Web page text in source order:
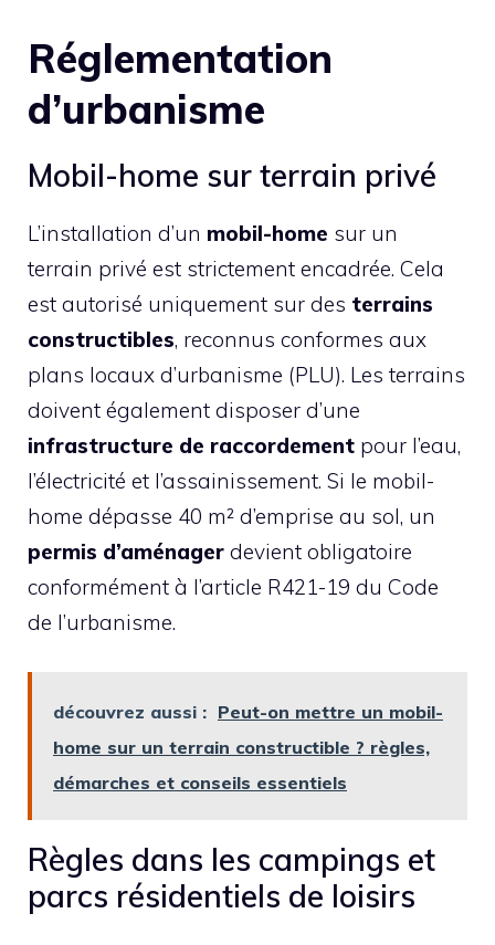
Réglementation
d’urbanisme
Mobil-home sur terrain privé
L’installation d’un mobil-home sur un
terrain privé est strictement encadrée. Cela
est autorisé uniquement sur des terrains
constructibles, reconnus conformes aux
plans locaux d’urbanisme (PLU). Les terrains
doivent également disposer d’une
infrastructure de raccordement pour l’eau,
l’électricité et l’assainissement. Si le mobil-
home dépasse 40 m² d’emprise au sol, un
permis d’aménager devient obligatoire
conformément à l’article R421-19 du Code
de l’urbanisme.
découvrez aussi : Peut-on mettre un mobil-
home sur un terrain constructible ? règles,
démarches et conseils essentiels
Règles dans les campings et
parcs résidentiels de loisirs